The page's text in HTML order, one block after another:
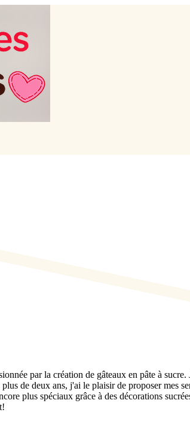
par la création de gâteaux en pâte à
de deux ans, j'ai le plaisir de proposer mes
plus spéciaux grâce à des décorations